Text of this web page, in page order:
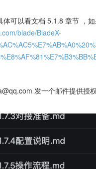
体可以看文档 5.1.8 章节 ，
blade/BladeX-
发一个邮件提供授